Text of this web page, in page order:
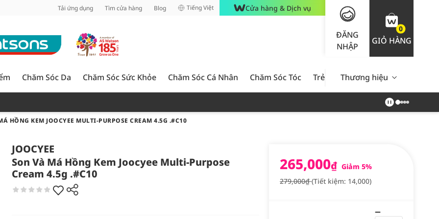
Tải ứng dụng Tìm cửa hàng Blog Tiếng Việt Cửa hàng & Dịch vụ
ĐĂNG
NHẬP
0
GIỎ HÀNG
Chăm Sóc Da Chăm Sóc Sức Khỏe Chăm Sóc Cá Nhân Chăm Sóc Tóc Trẻ Em Nam Giới Chăm Sóc
Thương hiệu
HỒNG KEM JOOCYEE MULTI-PURPOSE CREAM 4.5G .#C10
JOOCYEE
Son Và Má Hồng Kem Joocyee Multi-Purpose
Cream 4.5g .#C10
265,000₫ Giảm 5%
279,000₫(Tiết kiệm: 14,000)